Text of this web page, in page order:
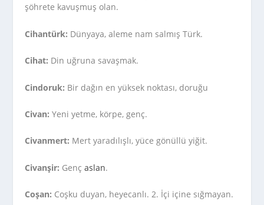
şöhrete kavuşmuş olan.
Cihantürk: Dünyaya, aleme nam salmış Türk.
Cihat: Din uğruna savaşmak.
Cindoruk: Bir dağın en yüksek noktası, doruğu
Civan: Yeni yetme, körpe, genç.
Civanmert: Mert yaradılışlı, yüce gönüllü yiğit.
Civanşir: Gençaslan.
Coşan: Coşku duyan, heyecanlı. 2. İçi içine sığmayan.